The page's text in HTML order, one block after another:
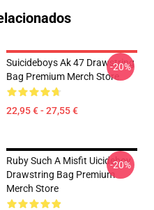
Suicideboys Ak 47 Drawstring
Bag Premium Merch Store
22,95 € - 27,55 €
-20%
Ruby Such A Misfit Uicideboy
Drawstring Bag Premium
Merch Store
-20%